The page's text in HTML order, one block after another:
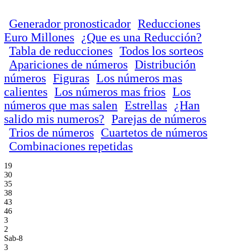
Generador pronosticador Reducciones
Euro Millones
¿Que es una Reducción?
Tabla de reducciones Todos los sorteos
Apariciones de números Distribución
números Figuras Los números mas
calientes Los números mas frios Los
números que mas salen Estrellas
¿Han
salido mis numeros? Parejas de números
Trios de números Cuartetos de números
Combinaciones repetidas
19
30
35
38
43
46
3
2
Sab-8
3